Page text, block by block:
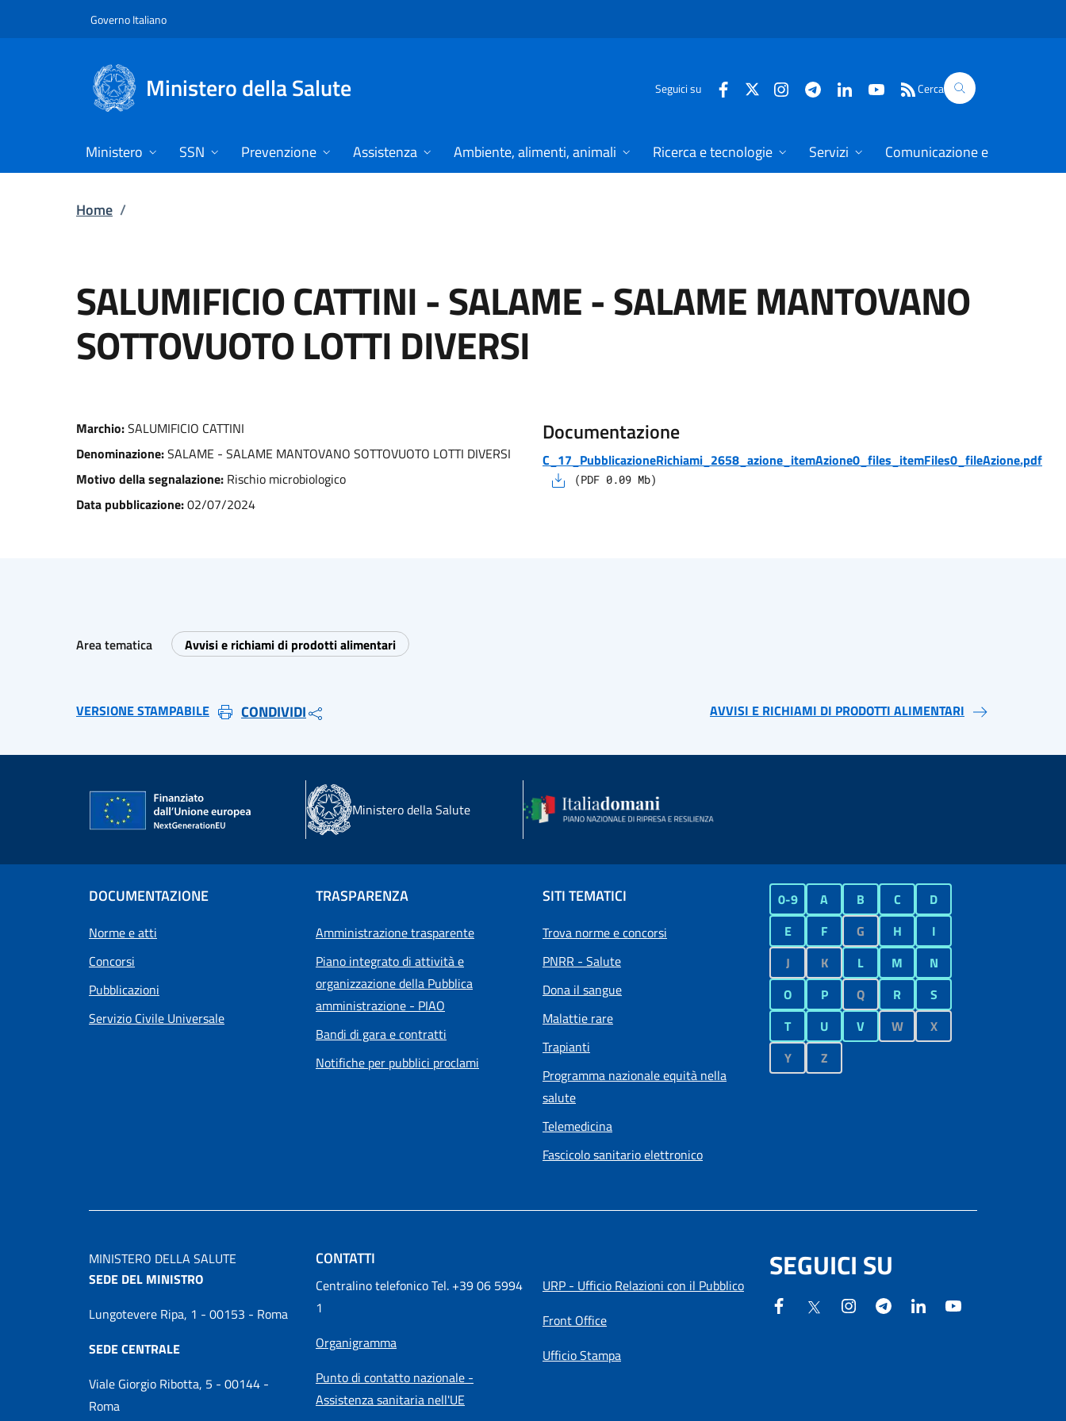
Governo Italiano
Ministero della Salute Seguici su Cerca
Ministero SSN Prevenzione Assistenza Ambiente, alimenti, animali Ricerca e tecnologie Servizi Comunicazione e dati
Home /
SALUMIFICIO CATTINI-SALAME - SALAME MANTOVANO
SOTTOVUOTO LOTTI DIVERSI
Marchio:SALUMIFICIO CATTINI
Denominazione:SALAME - SALAME MANTOVANO SOTTOVUOTO LOTTI DIVERSI
Motivo della segnalazione: Rischio microbiologico
Data pubblicazione:02/07/2024
Documentazione
C_17_PubblicazioneRichiami_2658_azione_itemAzione0_files_itemFiles0_fileAzione.pdf
(PDF 0.09 Mb)
Area tematica Avvisi e richiami di prodotti alimentari
VERSIONE STAMPABILE CONDIVIDI AVVISI E RICHIAMI DI PRODOTTI ALIMENTARI
Ministero della Salute
DOCUMENTAZIONE
Norme e atti
Concorsi
Pubblicazioni
Servizio Civile Universale
TRASPARENZA
Amministrazione trasparente
Piano integrato di attività e
organizzazione della Pubblica
amministrazione - PIAO
Bandi di gara e contratti
Notifiche per pubblici proclami
SITI TEMATICI
Trova norme e concorsi
PNRR - Salute
Dona il sangue
Malattie rare
Trapianti
Programma nazionale equità nella
salute
Telemedicina
Fascicolo sanitario elettronico
0-9 A B C
D
E
F G H
I
J
K L M
N
O
P Q R
S
T
U V W
X
Y
Z
MINISTERO DELLA SALUTE
SEDE DEL MINISTRO
Lungotevere Ripa, 1 - 00153 - Roma
SEDE CENTRALE
Viale Giorgio Ribotta, 5 - 00144 -
Roma
CONTATTI
Centralino telefonico Tel. +39 06 5994
1
Organigramma
Punto di contatto nazionale -
Assistenza sanitaria nell'UE
URP - Ufficio Relazioni con il Pubblico
Front Office
Ufficio Stampa
SEGUICI SU